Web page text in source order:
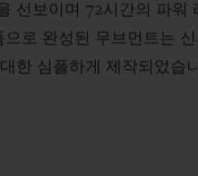
선보이며 72시간의 파워
으로 완성된 무브먼트는
한 심플하게 제작되었습